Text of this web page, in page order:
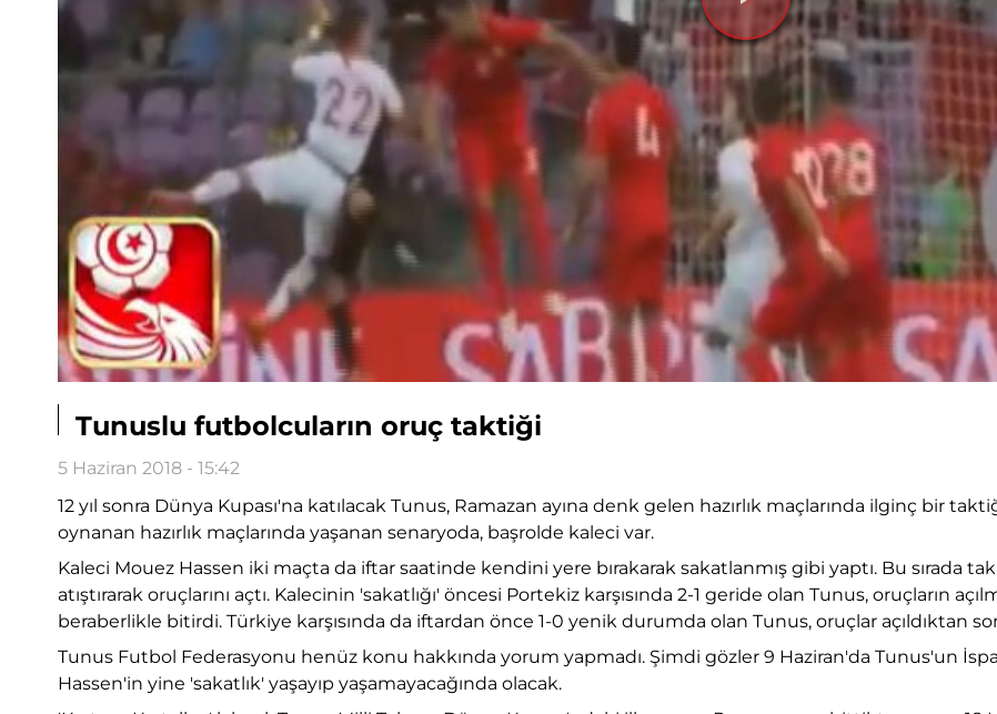
Videoyu
Oynat
Tunuslu futbolcuların oruç taktiği
5 Haziran 2018 - 15:42
12 yıl sonra Dünya Kupası'na katılacak Tunus, Ramazan ayına denk gelen hazırlık maçlarında ilginç bir
oynanan hazırlık maçlarında yaşanan senaryoda, başrolde kaleci var.
Kaleci Mouez Hassen iki maçta da iftar saatinde kendini yere bırakarak sakatlanmış gibi yaptı. Bu sırada
atıştırarak oruçlarını açtı. Kalecinin 'sakatlığı' öncesi Portekiz karşısında 2-1 geride olan Tunus, oruçların
beraberlikle bitirdi. Türkiye karşısında da iftardan önce 1-0 yenik durumda olan Tunus, oruçlar açıldıktan
Tunus Futbol Federasyonu henüz konu hakkında yorum yapmadı. Şimdi gözler 9 Haziran'da Tunus'un
Hassen'in yine 'sakatlık' yaşayıp yaşamayacağında olacak.